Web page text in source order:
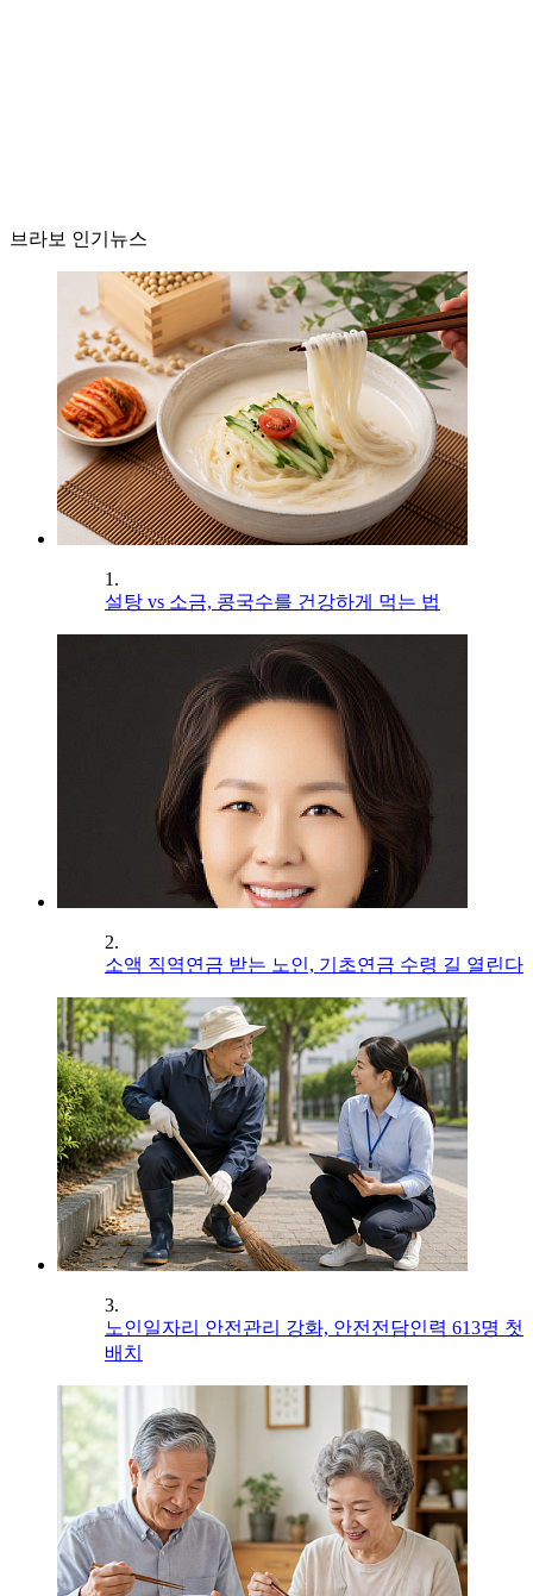
브라보 인기뉴스
1.
설탕 vs 소금, 콩국수를 건강하게 먹는 법
2.
소액 직역연금 받는 노인, 기초연금 수령 길 열린다
3.
노인일자리 안전관리 강화, 안전전담인력 613명 첫
배치